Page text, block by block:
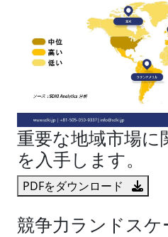
重要な地域市場に
を入手します。
PDFをダウンロード
競争力ランドスケ